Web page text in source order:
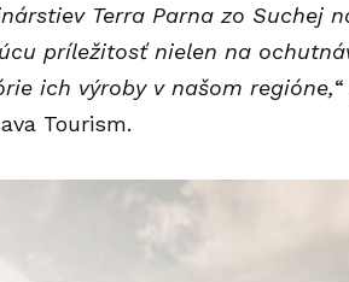
Terra Parna zo Suchej
príležitosť nielen na
ich výroby v našom regióne,
Tourism.